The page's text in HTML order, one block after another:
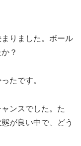
りました。ボール
？
たです。
ンスでした。た
が良い中で、どう